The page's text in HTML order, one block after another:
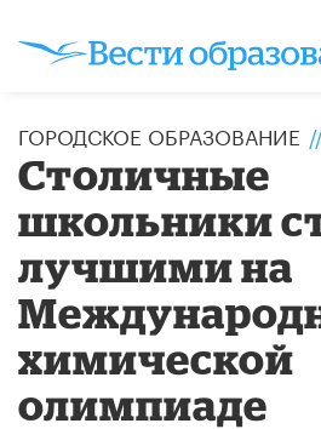
ГОРОДСКОЕ ОБРАЗОВАНИЕ
Столичные
школьники
лучшими на
химической
олимпиаде